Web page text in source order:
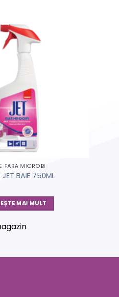
FARA MICROBI
JET BAIE 750ML
MAI MULT